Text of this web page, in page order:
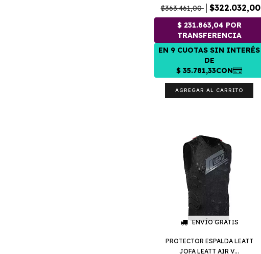
$363.461,00 $322.032,00
AGREGAR AL CARRITO
ENVÍO GRATIS
PROTECTOR ESPALDA LEATT
JOFA LEATT AIR V...